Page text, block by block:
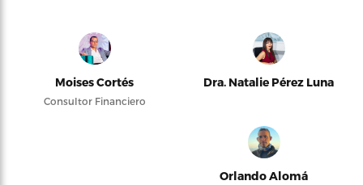
Moises Cortés
Consultor Financiero
Dra. Natalie Pérez Luna
Orlando Alomá